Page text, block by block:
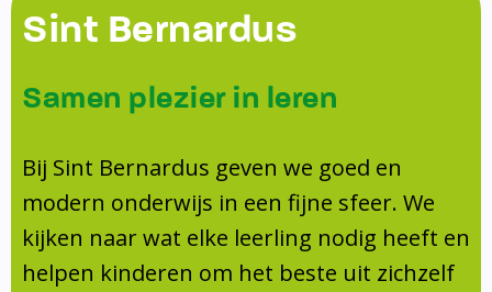
Home
De School
Veiligheidsplan
Onderwijs
Leerlingenraad
Leerlingenzorg
Doorstroomtoets
Jeugdprofessional op school
Centrum Jeugd en Gezin
Het Team
Ouders
Ouders
Tussenschoolse opvang
Activiteitencommissie (AC)
Medezeggenschapsraad (MR)
Formulieren
Contact
Sint Bernardus
Samen plezier in leren
Bij Sint Bernardus geven we goed en
modern onderwijs in een fijne sfeer. We
kijken naar wat elke leerling nodig heeft en
helpen kinderen om het beste uit zichzelf